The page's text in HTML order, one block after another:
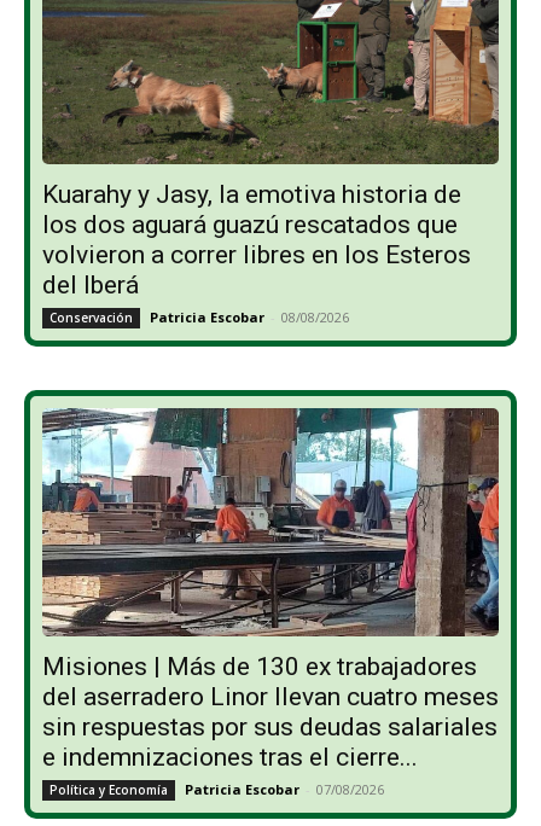
Kuarahy y Jasy, la emotiva historia de
los dos aguará guazú rescatados que
volvieron a correr libres en los Esteros
del Iberá
Conservación Patricia Escobar - 08/08/2026
Misiones | Más de 130 ex trabajadores
del aserradero Linor llevan cuatro meses
sin respuestas por sus deudas salariales
e indemnizaciones tras el cierre...
Política y Economía Patricia Escobar - 07/08/2026